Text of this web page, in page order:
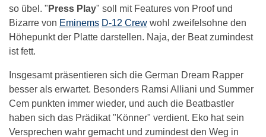
so übel. " Press Play" soll mit Features von Proof und
Bizarre von Eminems D-12 Crew wohl zweifelsohne den
Höhepunkt der Platte darstellen. Naja, der Beat zumindest
ist fett.
Insgesamt präsentieren sich die German Dream Rapper
besser als erwartet. Besonders Ramsi Alliani und Summer
Cem punkten immer wieder, und auch die Beatbastler
haben sich das Prädikat "Könner" verdient. Eko hat sein
Versprechen wahr gemacht und zumindest den Weg in